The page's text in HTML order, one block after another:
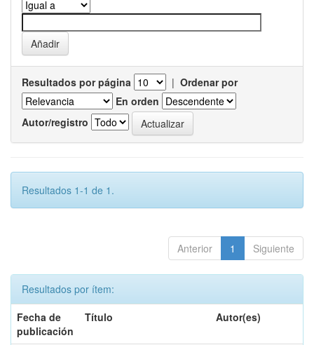
Resultados por página | Ordenar por
En orden
Autor/registro
Resultados 1-1 de 1.
Anterior 1 Siguiente
Resultados por ítem:
Fecha de
publicación
Título Autor(es)